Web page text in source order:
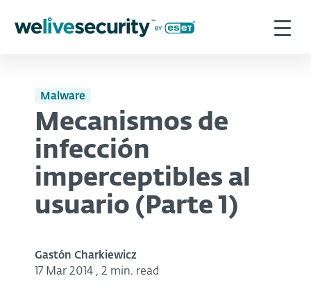
Malware
Mecanismos de
infección
imperceptibles al
usuario (Parte 1)
Gastón Charkiewicz
17 Mar 2014 , 2 min. read